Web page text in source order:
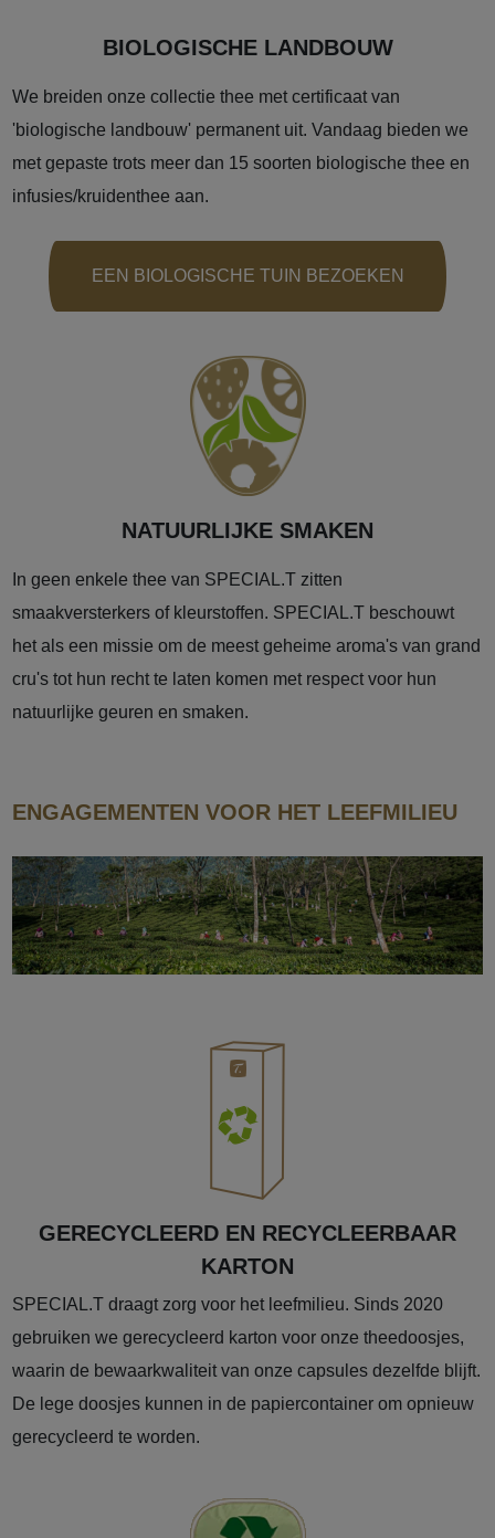
BIOLOGISCHE LANDBOUW
We breiden onze collectie thee met certificaat van
'biologische landbouw' permanent uit. Vandaag bieden we
met gepaste trots meer dan 15 soorten biologische thee en
infusies/kruidenthee aan.
EEN BIOLOGISCHE TUIN BEZOEKEN
NATUURLIJKE SMAKEN
In geen enkele thee van SPECIAL.T zitten
smaakversterkers of kleurstoffen. SPECIAL.T beschouwt
het als een missie om de meest geheime aroma's van grand
cru's tot hun recht te laten komen met respect voor hun
natuurlijke geuren en smaken.
ENGAGEMENTEN VOOR HET LEEFMILIEU
GERECYCLEERD EN RECYCLEERBAAR
KARTON
SPECIAL.T draagt zorg voor het leefmilieu. Sinds 2020
gebruiken we gerecycleerd karton voor onze theedoosjes,
waarin de bewaarkwaliteit van onze capsules dezelfde blijft.
De lege doosjes kunnen in de papiercontainer om opnieuw
gerecycleerd te worden.